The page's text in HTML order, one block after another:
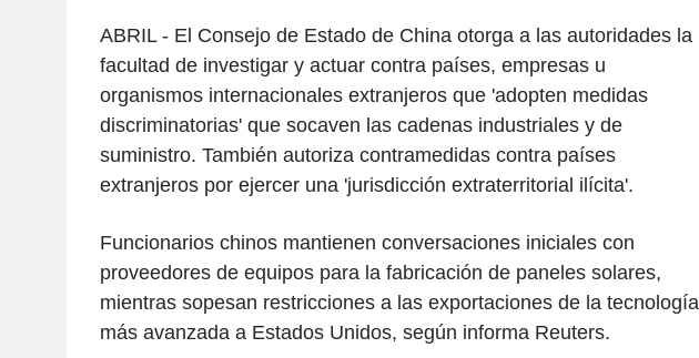
ABRIL - El Consejo de Estado de China otorga a las autoridades la
facultad de investigar y actuar contra países, empresas u
organismos internacionales extranjeros que 'adopten medidas
discriminatorias' que socaven las cadenas industriales y de
suministro. También autoriza contramedidas contra países
extranjeros por ejercer una 'jurisdicción extraterritorial ilícita'.
Funcionarios chinos mantienen conversaciones iniciales con
proveedores de equipos para la fabricación de paneles solares,
mientras sopesan restricciones a las exportaciones de la tecnología
más avanzada a Estados Unidos, según informa Reuters.